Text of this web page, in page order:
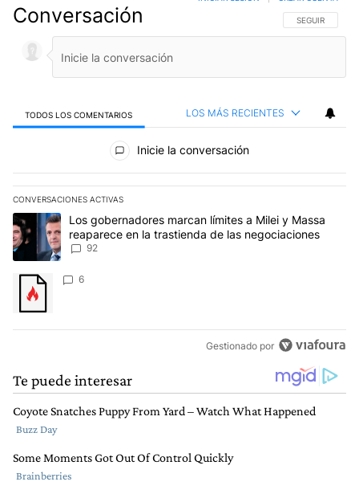
Conversación SIGA ESTA
SEGUIR
TODOS LOS COMENTARIOS LOS MÁS RECIENTES
Todos los comentarios
Inicie la conversación
CONVERSACIONES ACTIVAS
Este listado muestra los artículos con más comentarios en los
Un artículo de tendencia con el título "Los gobernadores marcan
Los gobernadores marcan límites a Milei y Massa
reaparece en la trastienda de las negociaciones
92
Un artículo de tendencia con el título "" con 6 comentarios.
6
Gestionado por